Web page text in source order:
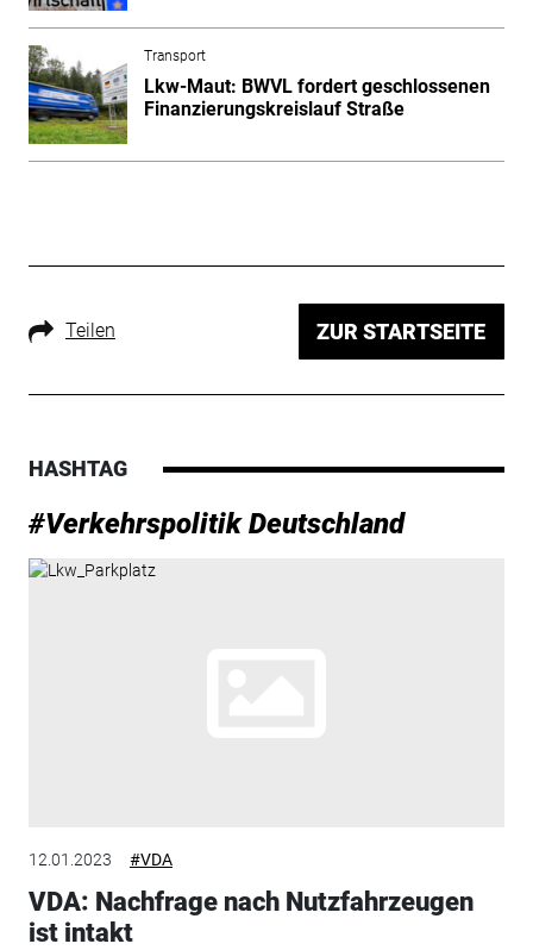
Transport
Lkw-Maut: BWVL fordert geschlossenen
Finanzierungskreislauf Straße
Teilen ZUR STARTSEITE
HASHTAG
#Verkehrspolitik Deutschland
12.01.2023 #VDA
VDA: Nachfrage nach Nutzfahrzeugen
ist intakt